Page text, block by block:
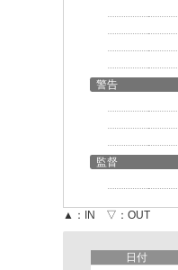
警告
監督
▲：IN ▽：OUT
日付